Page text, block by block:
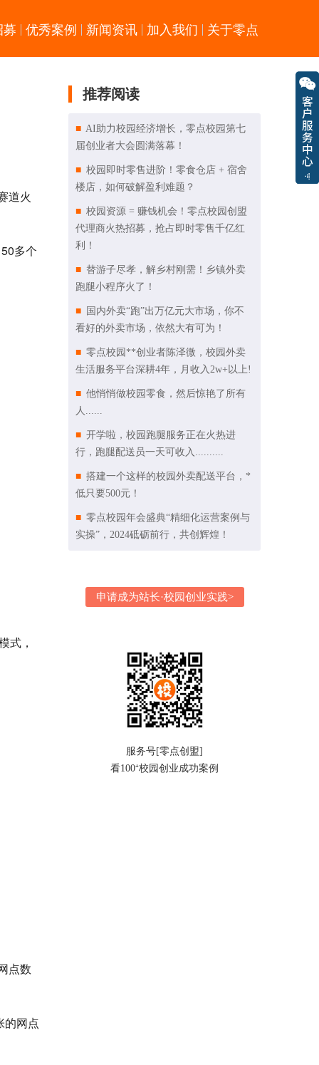
募 优秀案例 新闻资讯 加入我们 关于零点
道火
多个
式，
点数
的网点
推荐阅读
AI助力校园经济增长，零点校园第七
届创业者大会圆满落幕！
校园即时零售进阶！零食仓店 + 宿舍
楼店，如何破解盈利难题？
校园资源 = 赚钱机会！零点校园创盟
代理商火热招募，抢占即时零售千亿红
利！
替游子尽孝，解乡村刚需！乡镇外卖
跑腿小程序火了！
国内外卖“跑”出万亿元大市场，你不
看好的外卖市场，依然大有可为！
零点校园**创业者陈泽微，校园外卖
生活服务平台深耕4年，月收入2w+以上!
他悄悄做校园零食，然后惊艳了所有
人......
开学啦，校园跑腿服务正在火热进
行，跑腿配送员一天可收入..........
搭建一个这样的校园外卖配送平台，*
低只要500元！
零点校园年会盛典“精细化运营案例与
实操”，2024砥砺前行，共创辉煌！
申请成为站长·校园创业实践>
服务号[零点创盟]
看100⁺校园创业成功案例